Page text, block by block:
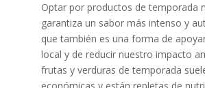
Optar por productos de temporada
garantiza un sabor más intenso y
que también es una forma de
local y de reducir nuestro impacto
frutas y verduras de temporada